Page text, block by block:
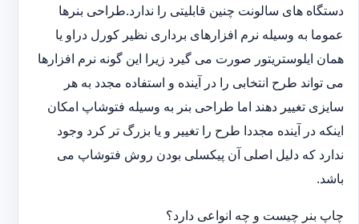
دستگاه های سالونت چنین قابلیتی را ندارد.طراحی بنرها
عموما به وسیله نرم افزارهای برداری نظیر کورل دراو یا
همان ایلوستریتور صورت می گیرد زیرا این گونه نرم افزارها
می تواند طرح انتخابی را در آینده و استفاده مجدد به هر
سایزی تغییر دهند اما طراحی بنر به وسیله فتوشاپ امکان
اینکه در آینده مجددا طرح را تغییر و یا بزرگ تر کرد وجود
ندارد که دلیل اصلی آن پیکسلی بودن روش فتوشاپ می
باشد.
چاپ بنر چیست و چه انواعی دارد؟